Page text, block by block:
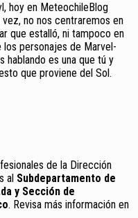
hoy en MeteochileBlog
no nos centraremos en
que estalló, ni tampoco en
los personajes de Marvel-
hablando es una que tú y
que proviene del Sol.
de la Dirección
al Subdepartamento de
y Sección de
. Revisa más información en